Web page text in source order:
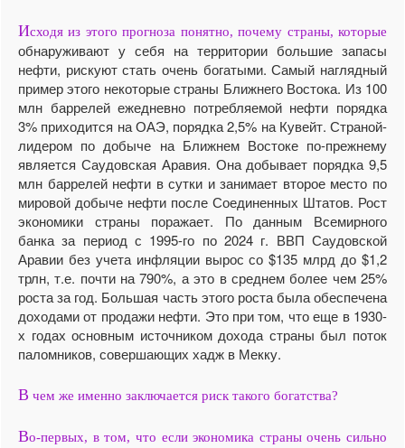
Исходя из этого прогноза понятно, почему страны, которые
обнаруживают у себя на территории большие запасы
нефти, рискуют стать очень богатыми. Самый наглядный
пример этого некоторые страны Ближнего Востока. Из 100
млн баррелей ежедневно потребляемой нефти порядка
3% приходится на ОАЭ, порядка 2,5% на Кувейт. Страной-
лидером по добыче на Ближнем Востоке по-прежнему
является Саудовская Аравия. Она добывает порядка 9,5
млн баррелей нефти в сутки и занимает второе место по
мировой добыче нефти после Соединенных Штатов. Рост
экономики страны поражает. По данным Всемирного
банка за период с 1995-го по 2024 г. ВВП Саудовской
Аравии без учета инфляции вырос со $135 млрд до $1,2
трлн, т.е. почти на 790%, а это в среднем более чем 25%
роста за год. Большая часть этого роста была обеспечена
доходами от продажи нефти. Это при том, что еще в 1930-
х годах основным источником дохода страны был поток
паломников, совершающих хадж в Мекку.
В чем же именно заключается риск такого богатства?
Во-первых, в том, что если экономика страны очень сильно